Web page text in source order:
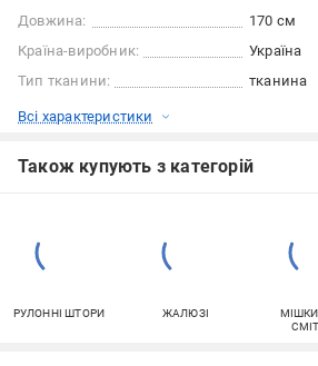
Довжина:
170 см
Країна-виробник:
Україна
Тип тканини:
тканина
Всі характеристики
Також купують з категорій
РУЛОННІ ШТОРИ ЖАЛЮЗІ